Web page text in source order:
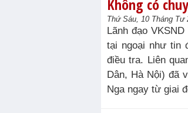
Không có
Thứ Sáu, 10 Tháng Tư
Lãnh đạo
tại ngoại như tin
điều tra. Liên
Dân, Hà Nội) đã
Nga ngay từ giai